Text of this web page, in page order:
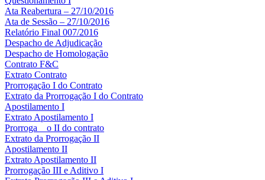
Ata Reabertura – 27/10/2016
Ata de Sessão – 27/10/2016
Relatório Final 007/2016
Despacho de Adjudicação
Despacho de Homologação
Contrato F&C
Extrato Contrato
Prorrogação I do Contrato
Extrato da Prorrogação I do Contrato
Apostilamento I
Extrato Apostilamento I
Prorroga__o II do contrato
Extrato da Prorrogação II
Apostilamento II
Extrato Apostilamento II
Prorrogação III e Aditivo I